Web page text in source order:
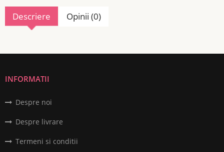
Descriere Opinii (0)
INFORMATII
Despre noi
Despre livrare
Termeni si conditii